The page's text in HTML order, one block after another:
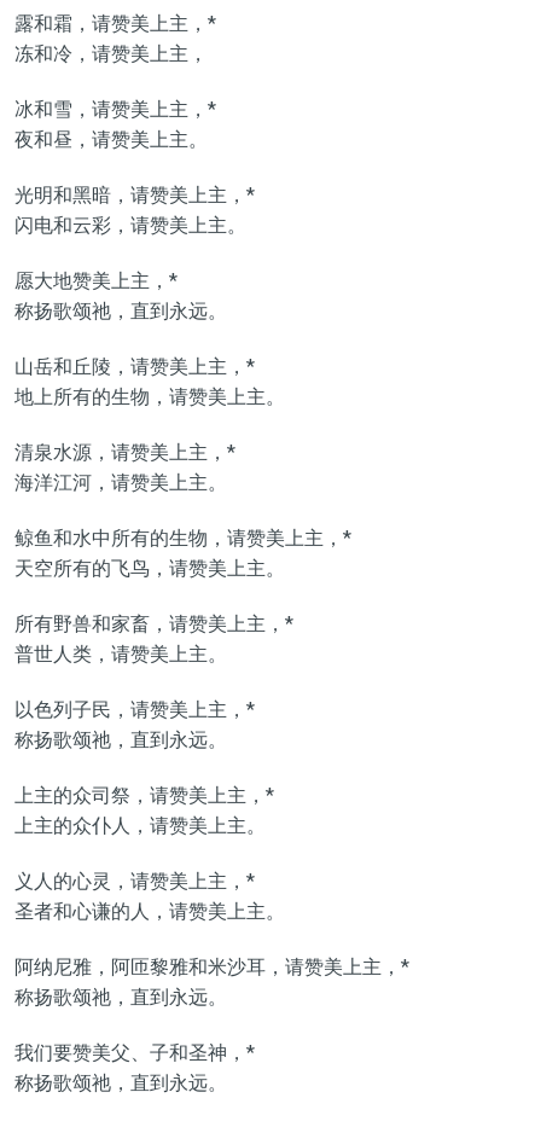
露和霜，请赞美上主，*
冻和冷，请赞美上主，
冰和雪，请赞美上主，*
夜和昼，请赞美上主。
光明和黑暗，请赞美上主，*
闪电和云彩，请赞美上主。
愿大地赞美上主，*
称扬歌颂祂，直到永远。
山岳和丘陵，请赞美上主，*
地上所有的生物，请赞美上主。
清泉水源，请赞美上主，*
海洋江河，请赞美上主。
鲸鱼和水中所有的生物，请赞美上主，*
天空所有的飞鸟，请赞美上主。
所有野兽和家畜，请赞美上主，*
普世人类，请赞美上主。
以色列子民，请赞美上主，*
称扬歌颂祂，直到永远。
上主的众司祭，请赞美上主，*
上主的众仆人，请赞美上主。
义人的心灵，请赞美上主，*
圣者和心谦的人，请赞美上主。
阿纳尼雅，阿匝黎雅和米沙耳，请赞美上主，*
称扬歌颂祂，直到永远。
我们要赞美父、子和圣神，*
称扬歌颂祂，直到永远。